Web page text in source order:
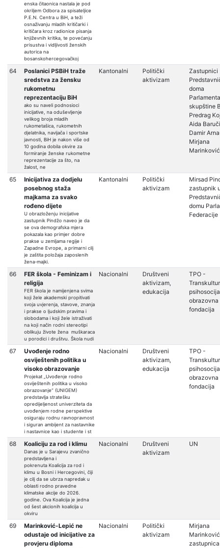
enska čitaonica nastala je pod
okriljem Odbora za spisateljice
P.E.N. Centra u BiH, a teži
osnaživanju mladih kritičarki i
kritičara kroz radionice pisanja
književnih kritika, te povećanju
prisustva i vidljivosti ženskih
autorica na
bosanskohercegovačkoj
64
Poslanici PSBiH traže
sredstva za žensku
rukometnu
reprezentaciju BiH
ako su naveli podnosioci
inicijative, na oduševljenje
velikog broja mladih
rukometašica, rukometnih
djelatnika, navijača i sportske
javnosti, BiH je nakon više od
10 godina dobila okvire za
formiranje ženske rukometne
reprezentacije za što, na
žalost, ne
Kantonalni
Politički
aktivizam
Zastupnici
doma
skupštine
Predrag
Aida
Damir
Mirjana
65
Inicijativa za dodjelu
posebnog staža
majkama za svako
rođeno dijete
U obrazloženju inicijative
zastupnik Pindžo naveo je da
se ova demografska mjera
pokazala kao primjer dobre
prakse u zemljama regije i
Zapadne Evrope, a primarni cilj
je zaštita položaja zaposlenih
žena-majki.
Kantonalni
Politički
aktivizam
Mirsad
zastupnik
domu
Federacije
66
FER škola - Feminizam i
religija
FER škola je namijenjena svima
koji žele akademski propitivati
svoja uvjerenja, stavove, znanja
i prakse o ljudskim pravima i
slobodama i koji žele istraživati
na koji način rodni stereotipi
oblikuju živote žena muškaraca
u porodici i društvu. Škola nudi
Nacionalni
Društveni
aktivizam,
edukacija
TPO -
obrazovna
fondacija
67
Uvođenje rodno
osviještenih politika u
visoko obrazovanje
Projekat „Uvođenje rodno
osviještenih politika u visoko
obrazovanje“ (UNIGEM)
predstavlja stratešku
opredijeljenost univerziteta da
uvođenjem rodne perspektive
osiguraju rodnu ravnopravnost
i siguran ambijent za nastavnike
i nastavnice kao i studente i st
Nacionalni
Društveni
aktivizam,
edukacija
TPO -
obrazovna
fondacija
68 Koaliciju za rod i klimu
Danas je u Sarajevu zvanično
predstavljena i
pokrenuta Koalicija za rod i
klimu u Bosni i Hercegovini, čiji
je cilj da se ubrza napredak u
oblasti rodno pravedne
klimatske akcije do 2026.
godine. Ova Koalicija je jedna
od šest akcionih koalicija u
okviru
Nacionalni
Društveni
aktivizam
UN
69
Marinković-Lepić ne
odustaje od inicijative za
provjeru diploma
Nacionalni
Politički
aktivizam
Mirjana